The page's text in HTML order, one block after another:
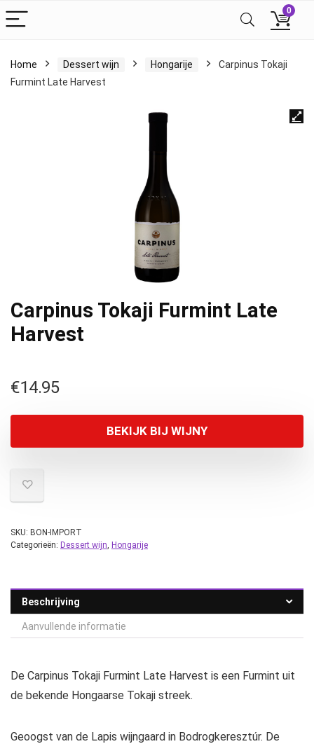
0
Home Dessert wijn Hongarije
Carpinus Tokaji
Furmint Late Harvest
Carpinus Tokaji Furmint Late
Harvest
€14.95
BEKIJK BIJ WIJNY
SKU: BON-IMPORT
Categorieën: Dessert wijn, Hongarije
Beschrijving
Aanvullende informatie
De Carpinus Tokaji Furmint Late Harvest is een Furmint uit
de bekende Hongaarse Tokaji streek.
Geoogst van de Lapis wijngaard in Bodrogkeresztúr. De